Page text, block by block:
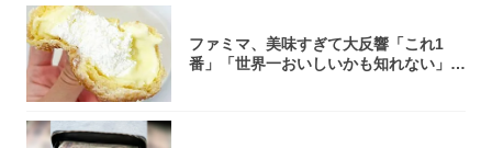
ファミマ、美味すぎて大反響「これ1
番」「世界一おいしいかも知れない」